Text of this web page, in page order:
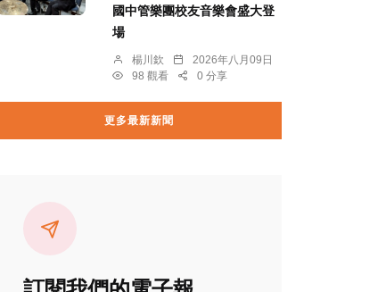
國中管樂團校友音樂會盛大登
場
楊川欽
2026年八月09日
98 觀看
0 分享
更多最新新聞